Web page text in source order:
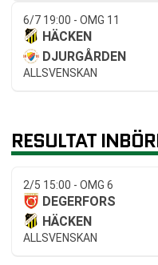
6/7 19:00 - OMG 11
HÄCKEN
DJURGÅRDEN
ALLSVENSKAN
RESULTAT
2/5 15:00 - OMG 6
DEGERFORS
HÄCKEN
ALLSVENSKAN